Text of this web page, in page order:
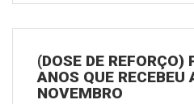
(DOSE DE
ANOS QUE RECEBEU
NOVEMBRO